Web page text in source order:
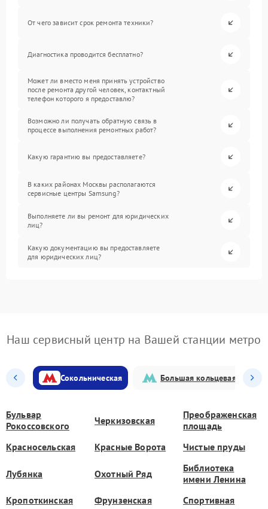
От чего зависит срок ремонта техники?
Диагностика проводится бесплатно?
Может ли вместо меня принять устройство
после ремонта другой человек, контактный
телефон которого я предоставлю?
Возможно ли получать обратную связь в
процессе выполнения ремонтных работ?
Какую гарантию вы предоставляете?
В каких районах Москвы располагаются
сервисные центры Samsung?
Выполняете ли вы ремонт для юридических
лиц?
Какую документацию вы предоставляете
для юридических лиц?
Наш сервисный центр на Вашей станции метро
Сокольническая Большая кольцевая
Бульвар
Рокоссовского
Черкизовская
Преображенская
площадь
Красносельская
Красные Ворота Чистые пруды
Лубянка Охотный Ряд
Библиотека
имени Ленина
Кропоткинская
Фрунзенская Спортивная